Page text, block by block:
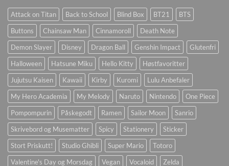
Attack on Titan Back to School Blind Box BT21
BTS
Buttons
Chainsaw Man Cinnamoroll
Death Note
Demon Slayer
Disney Dragon Ball Genshin Impact
Glutenfri
Halloween
Hatsune Miku Hello Kitty
Høstfavoritter
Jujutsu Kaisen
Kawaii Kirby Kuromi
Lulu Anbefaler
My Hero Academia
My Melody Naruto Nintendo
One Piece
Pompompurin
Påskegodt Ramen Sailor Moon
Sanrio
Skrivebord og Musematter
Spicy Stationery
Sticker
Stort Priskutt!
Studio Ghibli Super Mario
Totoro
Valentine's Day og Morsdag
Vegan Vocaloid Zelda